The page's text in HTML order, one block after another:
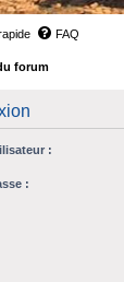
FAQ
forum
:
: